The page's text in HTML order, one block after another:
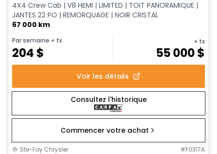
4X4 Crew Cab | V8 HEMI | LIMITED | TOIT PANORAMIQUE |
JANTES 22 PO | REMORQUAGE | NOIR CRISTAL
67 000 km
Par semaine + tx
204 $
+ tx
55 000$
Voir les détails
Consultez l'historique
Commencer votre achat
Ste-Foy Chrysler #F0317A